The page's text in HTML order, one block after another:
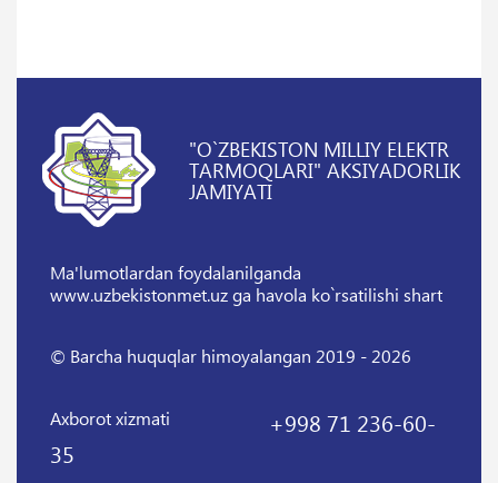
"O`ZBEKISTON MILLIY ELEKTR
TARMOQLARI" AKSIYADORLIK
JAMIYATI
Ma'lumotlardan foydalanilganda
www.uzbekistonmet.uz ga havola ko`rsatilishi shart
© Barcha huquqlar himoyalangan 2019 - 2026
Axborot xizmati
+998 71 236-60-
35